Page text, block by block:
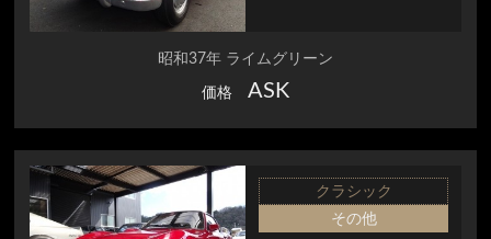
昭和37年 ライムグリーン
価格 ASK
クラシック
その他